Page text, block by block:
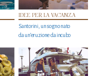
IDEE PER LA VACANZA
Santorini, un sogno nato
da un’eruzione da incubo